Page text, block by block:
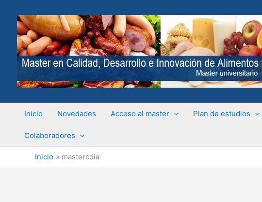
contenido
Inicio Novedades Acceso al master Plan de estudios
Colaboradores
Inicio mastercdia